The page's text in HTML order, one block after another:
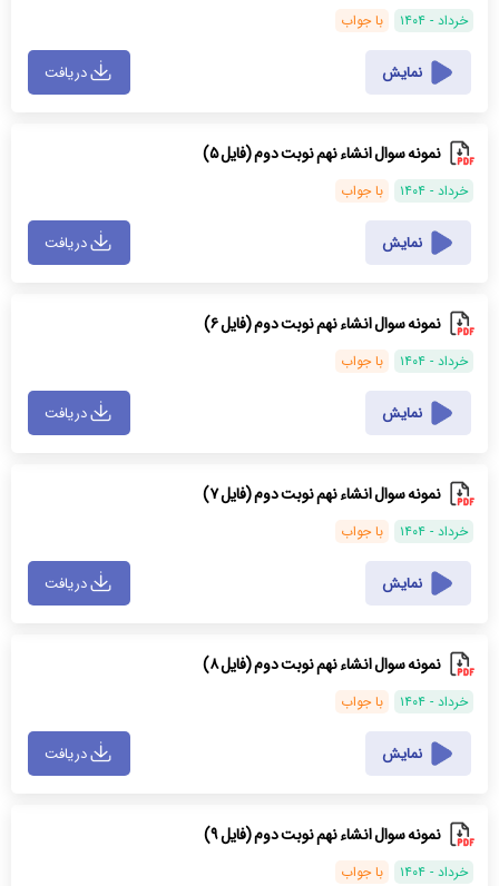
خرداد - ۱۴۰۴ با جواب
نمایش دریافت
نمونه سوال انشاء نهم نوبت دوم (فایل ۵)
خرداد - ۱۴۰۴ با جواب
نمایش دریافت
نمونه سوال انشاء نهم نوبت دوم (فایل ۶)
خرداد - ۱۴۰۴ با جواب
نمایش دریافت
نمونه سوال انشاء نهم نوبت دوم (فایل ۷)
خرداد - ۱۴۰۴ با جواب
نمایش دریافت
نمونه سوال انشاء نهم نوبت دوم (فایل ۸)
خرداد - ۱۴۰۴ با جواب
نمایش دریافت
نمونه سوال انشاء نهم نوبت دوم (فایل ۹)
خرداد - ۱۴۰۴ با جواب